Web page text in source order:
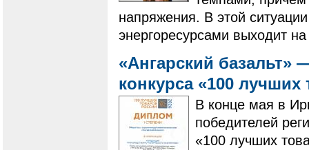
напряжения. В этой
энергоресурсами выходит
«Ангарский базальт»
конкурса «100
В конце мая в
победителей
«100 лучших